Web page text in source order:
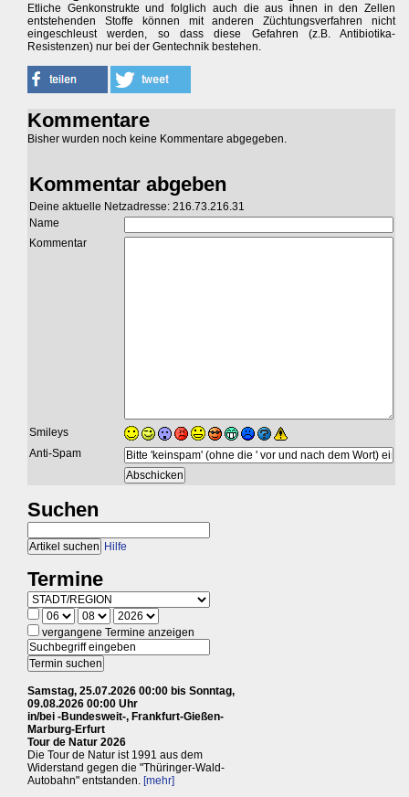
Etliche Genkonstrukte und folglich auch die aus ihnen in den Zellen
entstehenden Stoffe können mit anderen Züchtungsverfahren nicht
eingeschleust werden, so dass diese Gefahren (z.B. Antibiotika-
Resistenzen) nur bei der Gentechnik bestehen.
Kommentare
Bisher wurden noch keine Kommentare abgegeben.
Kommentar abgeben
Deine aktuelle Netzadresse: 216.73.216.31
Name
Kommentar
Smileys
Anti-Spam
Suchen
Hilfe
Termine
vergangene Termine anzeigen
Samstag, 25.07.2026 00:00 bis Sonntag,
09.08.2026 00:00 Uhr
in/bei -Bundesweit-, Frankfurt-Gießen-
Marburg-Erfurt
Tour de Natur 2026
Die Tour de Natur ist 1991 aus dem
Widerstand gegen die "Thüringer-Wald-
Autobahn" entstanden. [mehr]